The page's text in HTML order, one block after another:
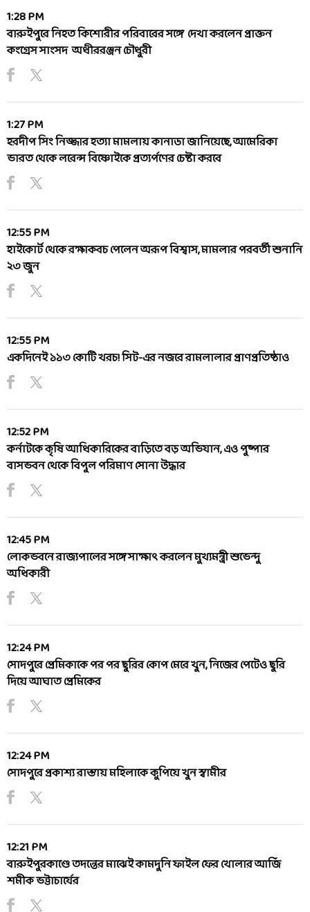
1:28 PM
বারুইপুরে নিহত কিশোরীর পরিবারের সঙ্গে দেখা করলেন প্রাক্তন
কংগ্রেস সাংসদ অধীররঞ্জন চৌধুরী
1:27 PM
হরদীপ সিং নিজ্জার হত্যা মামলায় কানাডা জানিয়েছে, আমেরিকা
ভারত থেকে লরেন্স বিষ্ণোইকে প্রত্যর্পণের চেষ্টা করবে
12:55 PM
হাইকোর্ট থেকে রক্ষাকবচ পেলেন অরূপ বিশ্বাস, মামলার পরবর্তী শুনানি
২৩ জুন
12:55 PM
একদিনেই ১১৩ কোটি খরচ! সিট-এর নজরে রামলালার প্রাণপ্রতিষ্ঠাও
12:52 PM
কর্নাটকে কৃষি আধিকারিকের বাড়িতে বড় অভিযান, এও পুষ্পার
বাসভবন থেকে বিপুল পরিমাণ সোনা উদ্ধার
12:45 PM
লোকভবনে রাজ্যপালের সঙ্গে সাক্ষাৎ করলেন মুখ্যমন্ত্রী শুভেন্দু
অধিকারী
12:24 PM
সোদপুরে প্রেমিকাকে পর পর ছুরির কোপ মেরে খুন, নিজের পেটেও ছুরি
দিয়ে আঘাত প্রেমিকের
12:24 PM
সোদপুরে প্রকাশ্য রাস্তায় মহিলাকে কুপিয়ে খুন স্বামীর
12:21 PM
বারুইপুরকাণ্ডে তদন্তের মাঝেই কামদুনি ফাইল ফের খোলার আর্জি
শমীক ভট্টাচার্যের